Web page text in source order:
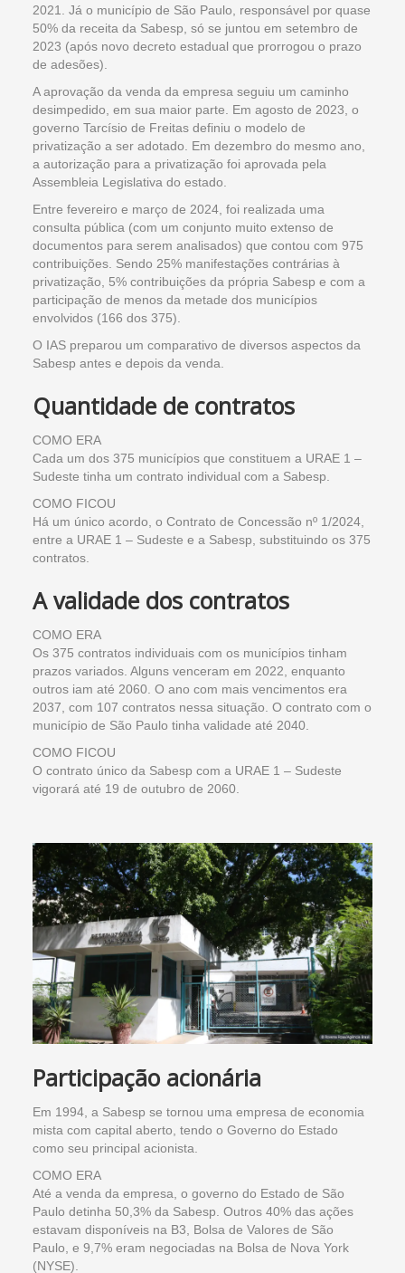
2021. Já o município de São Paulo, responsável por quase
50% da receita da Sabesp, só se juntou em setembro de
2023 (após novo decreto estadual que prorrogou o prazo
de adesões).
A aprovação da venda da empresa seguiu um caminho
desimpedido, em sua maior parte. Em agosto de 2023, o
governo Tarcísio de Freitas definiu o modelo de
privatização a ser adotado. Em dezembro do mesmo ano,
a autorização para a privatização foi aprovada pela
Assembleia Legislativa do estado.
Entre fevereiro e março de 2024, foi realizada uma
consulta pública (com um conjunto muito extenso de
documentos para serem analisados) que contou com 975
contribuições. Sendo 25% manifestações contrárias à
privatização, 5% contribuições da própria Sabesp e com a
participação de menos da metade dos municípios
envolvidos (166 dos 375).
O IAS preparou um comparativo de diversos aspectos da
Sabesp antes e depois da venda.
Quantidade de contratos
COMO ERA
Cada um dos 375 municípios que constituem a URAE 1 –
Sudeste tinha um contrato individual com a Sabesp.
COMO FICOU
Há um único acordo, o Contrato de Concessão nº 1/2024,
entre a URAE 1 – Sudeste e a Sabesp, substituindo os 375
contratos.
A validade dos contratos
COMO ERA
Os 375 contratos individuais com os municípios tinham
prazos variados. Alguns venceram em 2022, enquanto
outros iam até 2060. O ano com mais vencimentos era
2037, com 107 contratos nessa situação. O contrato com o
município de São Paulo tinha validade até 2040.
COMO FICOU
O contrato único da Sabesp com a URAE 1 – Sudeste
vigorará até 19 de outubro de 2060.
Participação acionária
Em 1994, a Sabesp se tornou uma empresa de economia
mista com capital aberto, tendo o Governo do Estado
como seu principal acionista.
COMO ERA
Até a venda da empresa, o governo do Estado de São
Paulo detinha 50,3% da Sabesp. Outros 40% das ações
estavam disponíveis na B3, Bolsa de Valores de São
Paulo, e 9,7% eram negociadas na Bolsa de Nova York
(NYSE).